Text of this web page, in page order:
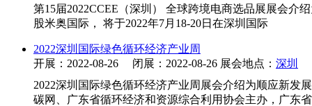
第15届2022CCEE（深圳） 全球跨境电商选品展展会介
股米奥国际， 将于2022年7月18-20日在深圳国际
2022深圳国际绿色循环经济产业周
开展：2022-08-26 闭展：2022-08-26 展会地点： 深圳
2022深圳国际绿色循环经济产业周展会介绍为顺应新发
碳网、广东省循环经济和资源综合利用协会主办，广东